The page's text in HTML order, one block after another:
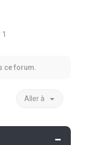
1
ce forum.
Aller à